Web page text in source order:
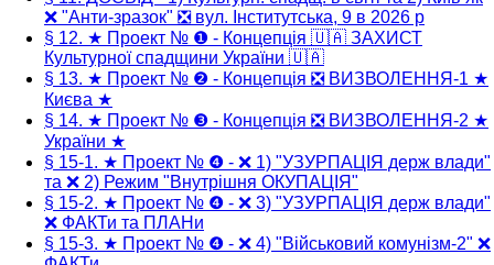
❌ "Анти-зразок" ❎ вул. Інститутська, 9 в 2026 р
§ 12. ★ Проект № ❶ - Концепція 🇺🇦 ЗАХИСТ
Культурної спадщини України 🇺🇦
§ 13. ★ Проект № ❷ - Концепція ❎ ВИЗВОЛЕННЯ-1 ★
Києва ★
§ 14. ★ Проект № ❸ - Концепція ❎ ВИЗВОЛЕННЯ-2 ★
України ★
§ 15-1. ★ Проект № ❹ - ❌ 1) "УЗУРПАЦІЯ держ влади"
та ❌ 2) Режим "Внутрішня ОКУПАЦІЯ"
§ 15-2. ★ Проект № ❹ - ❌ 3) "УЗУРПАЦІЯ держ влади"
❌ ФАКТи та ПЛАНи
§ 15-3. ★ Проект № ❹ - ❌ 4) "Військовий комунізм-2" ❌